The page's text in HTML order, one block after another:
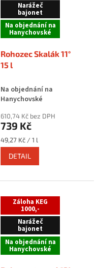
Narážeč
bajonet
Na objednání na
Hanychovské
Rohozec Skalák 11°
15 l
Na objednání na
Hanychovské
610,74 Kč bez DPH
739 Kč
Měrná
cena:
49,27 Kč / 1 l
DETAIL
Záloha KEG
1000,-
Narážeč
bajonet
Na objednání na
Hanychovské